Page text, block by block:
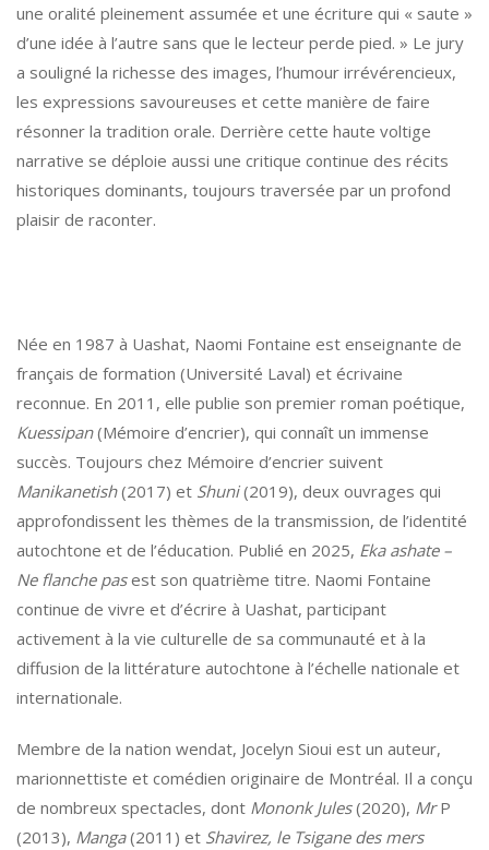
une oralité pleinement assumée et une écriture qui « saute »
d’une idée à l’autre sans que le lecteur perde pied. » Le jury
a souligné la richesse des images, l’humour irrévérencieux,
les expressions savoureuses et cette manière de faire
résonner la tradition orale. Derrière cette haute voltige
narrative se déploie aussi une critique continue des récits
historiques dominants, toujours traversée par un profond
plaisir de raconter.
Née en 1987 à Uashat, Naomi Fontaine est enseignante de
français de formation (Université Laval) et écrivaine
reconnue. En 2011, elle publie son premier roman poétique,
Kuessipan(Mémoire d’encrier), qui connaît un immense
succès. Toujours chez Mémoire d’encrier suivent
Manikanetish(2017) et Shuni(2019), deux ouvrages qui
approfondissent les thèmes de la transmission, de l’identité
autochtone et de l’éducation. Publié en 2025, Eka ashate –
Ne flanche pasest son quatrième titre. Naomi Fontaine
continue de vivre et d’écrire à Uashat, participant
activement à la vie culturelle de sa communauté et à la
diffusion de la littérature autochtone à l’échelle nationale et
internationale.
Membre de la nation wendat, Jocelyn Sioui est un auteur,
marionnettiste et comédien originaire de Montréal. Il a conçu
de nombreux spectacles, dont Mononk Jules(2020), MrP
(2013), Manga(2011) et Shavirez, le Tsigane des mers